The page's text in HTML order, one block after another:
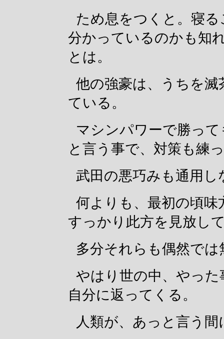
ため息をつくと。寝
分かっているのかも知
とは。
他の強豪は、うちを
ている。
マシンパワーで勝っ
と言う事で、対策も練
武田の悪巧みも通用
何よりも、最初の頃
すっかり此方を見放し
多分それらも偶然では
やはり世の中、やっ
自分に返ってくる。
人類が、あっと言う